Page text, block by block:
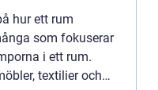
hur ett rum
som fokuserar
i ett rum.
textilier och